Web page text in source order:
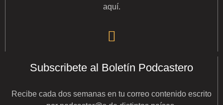
aquí.
Subscribete al Boletín Podcastero
Recibe cada dos semanas en tu correo contenido escrito